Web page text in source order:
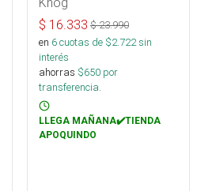
$ 16.333 $23.990
en 6cuotas de $2.722sin
interés
ahorras $650 por
transferencia.
LLEGA MAÑANA✔️TIENDA
APOQUINDO